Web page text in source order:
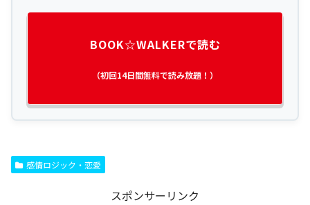
BOOK☆WALKERで読む
（初回14日間無料で読み放題！）
感情ロジック・恋愛
スポンサーリンク